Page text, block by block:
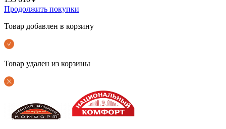
Продолжить покупки
Товар добавлен в корзину
Товар удален из корзины